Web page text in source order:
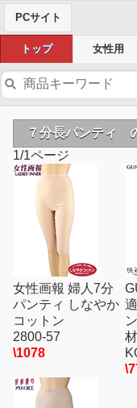
PCサイト
トップ 女性用
７分長パンティ
1/1ページ
女性画報 婦人7分
パンティ しなやか
コットン
2800-57
\1078